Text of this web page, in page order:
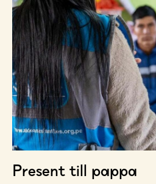
Present till pappa